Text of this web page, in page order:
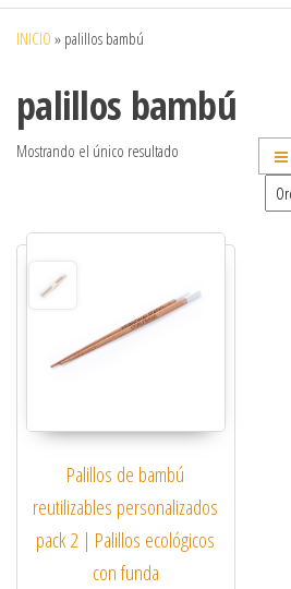
INICIO » palillos bambú
palillos bambú
Mostrando el único resultado
Palillos de bambú
reutilizables personalizados
pack 2 | Palillos ecológicos
con funda